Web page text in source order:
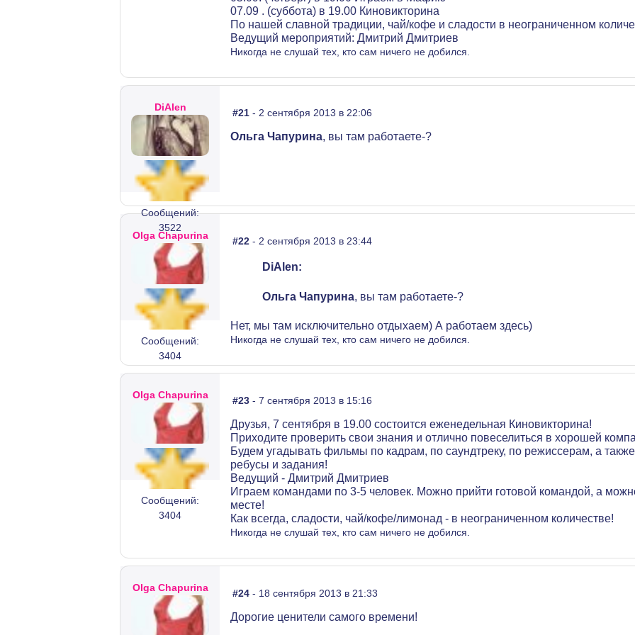
07.09 . (суббота) в 19.00 Киновикторина
По нашей славной традиции, чай/кофе и сладости в неограниченном
Ведущий мероприятий: Дмитрий Дмитриев
Никогда не слушай тех, кто сам ничего не добился.
DiAlen
Сообщений:
3522
#21 - 2 сентября 2013 в 22:06
Ольга Чапурина, вы там работаете-?
Olga Chapurina
Сообщений:
3404
#22 - 2 сентября 2013 в 23:44
DiAlen:
Ольга Чапурина, вы там работаете-?
Нет, мы там исключительно отдыхаем) А работаем здесь)
Никогда не слушай тех, кто сам ничего не добился.
Olga Chapurina
Сообщений:
3404
#23 - 7 сентября 2013 в 15:16
Друзья, 7 сентября в 19.00 состоится еженедельная Киновикторина!
Приходите проверить свои знания и отлично повеселиться в хорошей
Будем угадывать фильмы по кадрам, по саундтреку, по режиссерам, а
ребусы и задания!
Ведущий - Дмитрий Дмитриев
Играем командами по 3-5 человек. Можно прийти готовой командой, а
месте!
Как всегда, сладости, чай/кофе/лимонад - в неограниченном количестве!
Никогда не слушай тех, кто сам ничего не добился.
Olga Chapurina #24 - 18 сентября 2013 в 21:33
Дорогие ценители самого времени!